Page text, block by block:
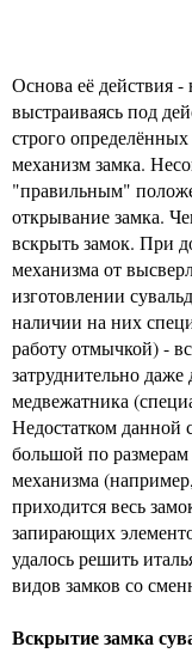
Основа её действия -
выстраиваясь под
строго
механизм замка.
"правильным"
открывание замка.
вскрыть замок. При
механизма от
изготовлении
наличии на них
работу отмычкой) -
затруднительно
медвежатника
Недостатком данной
большой по
механизма
приходится весь
запирающих
удалось решить
видов замков со
Вскрытие замка